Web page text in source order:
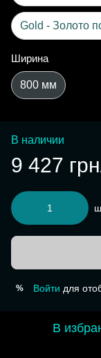
Gold - Золото
Ширина
800 мм
В наличии
9 427
% Войти для
В